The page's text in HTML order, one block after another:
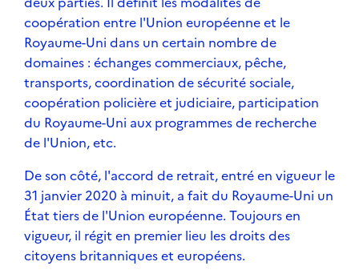
coopération entre l'Union européenne et le
Royaume-Uni dans un certain nombre de
domaines : échanges commerciaux, pêche,
transports, coordination de sécurité sociale,
coopération policière et judiciaire, participation
du Royaume-Uni aux programmes de recherche
de l'Union, etc.
De son côté, l'accord de retrait, entré en vigueur le
31 janvier 2020 à minuit, a fait du Royaume-Uni un
État tiers de l'Union européenne. Toujours en
vigueur, il régit en premier lieu les droits des
citoyens britanniques et européens.